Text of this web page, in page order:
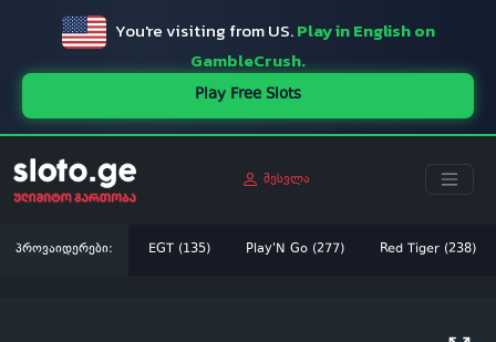
You're visiting from US.Play in English on
GambleCrush.
Play Free Slots
შესვლა
პროვაიდერები: EGT (135) Play'N Go (277) Red Tiger (238)